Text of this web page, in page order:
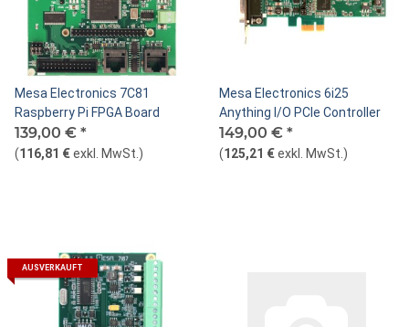
Mesa Electronics 7C81
Raspberry Pi FPGA Board
139,00 € *
(116,81 €exkl. MwSt. )
Mesa Electronics 6i25
Anything I/O PCIe Controller
149,00 € *
(125,21 €exkl. MwSt. )
AUSVERKAUFT